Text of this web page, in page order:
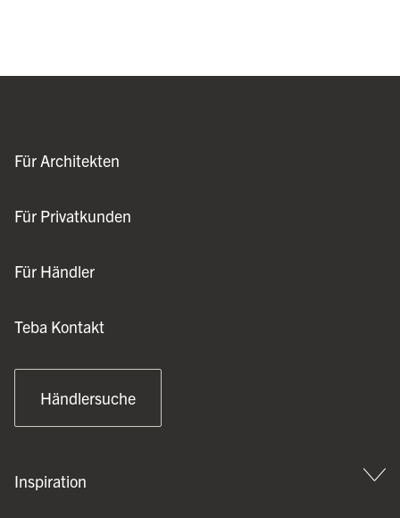
Für Architekten
Für Privatkunden
Für Händler
Teba Kontakt
Händlersuche
Inspiration